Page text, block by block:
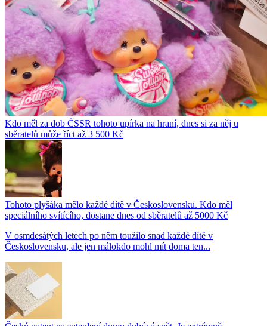
Kdo měl za dob ČSSR tohoto upírka na hraní, dnes si za něj u
sběratelů může říct až 3 500 Kč
Tohoto plyšáka mělo každé dítě v Československu. Kdo měl
speciálního svítícího, dostane dnes od sběratelů až 5000 Kč
V osmdesátých letech po něm toužilo snad každé dítě v
Československu, ale jen málokdo mohl mít doma ten...